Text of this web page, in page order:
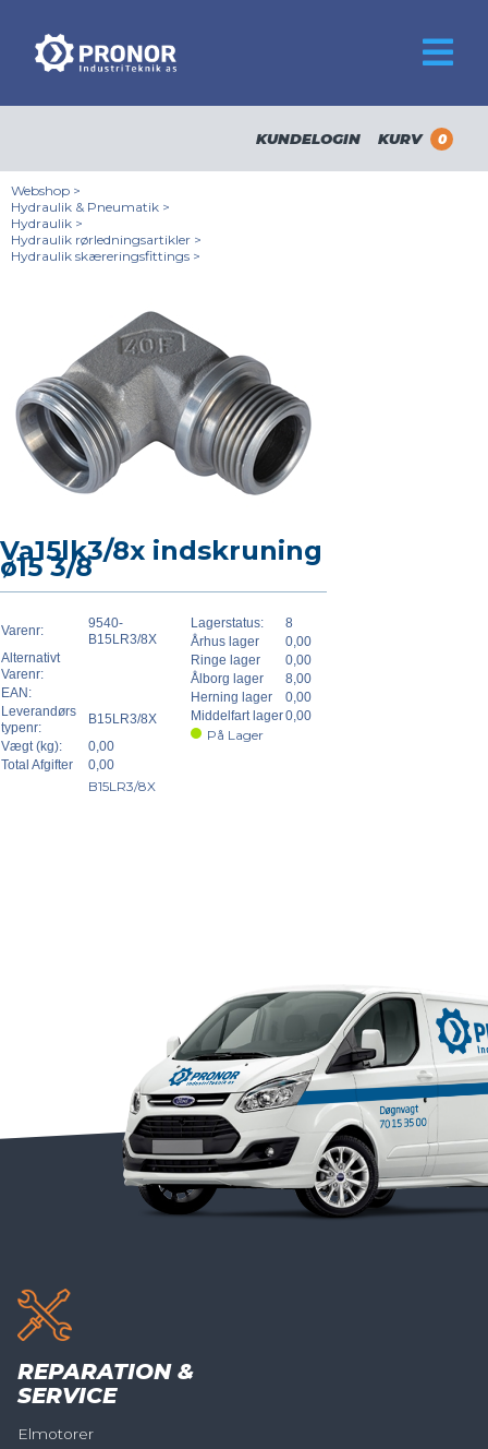
KUNDELOGIN KURV 0
Webshop >
Hydraulik & Pneumatik >
Hydraulik >
Hydraulik rørledningsartikler >
Hydraulik skæreringsfittings >
Va15lk3/8x indskruning
ø15 3/8
Varenr:
9540-
B15LR3/8X
Alternativt
Varenr:
EAN:
Leverandørs
typenr:
B15LR3/8X
Vægt (kg):
0,00
Total Afgifter
0,00
B15LR3/8X
Lagerstatus:
8
Århus lager
0,00
Ringe lager
0,00
Ålborg lager
8,00
Herning lager
0,00
Middelfart lager0,00
På Lager
REPARATION &
SERVICE
Elmotorer